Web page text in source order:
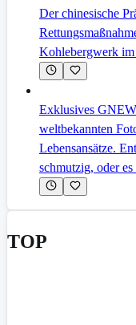
Der chinesische
Kohlebergwerk
Exklusives
weltbekannten
Lebensansätze.
schmutzig, oder
TOP